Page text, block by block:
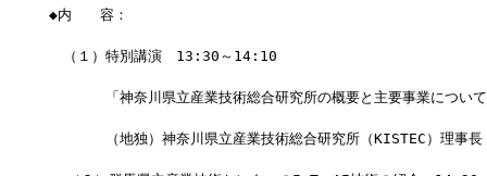
◆内　　容：
（１）特別講演　13:30～14:10
「神奈川県立産業技術総合研究所の概要と主要事業につい
（地独）神奈川県立産業技術総合研究所（KISTEC）理事長